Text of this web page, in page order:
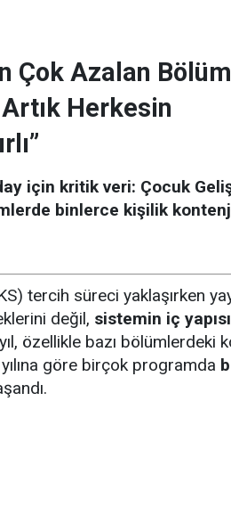
Çok Azalan
Herkesin
için kritik veri: Çocuk
binlerce kişilik
tercih süreci yaklaşırken
değil, sistemin iç
özellikle bazı bölümlerdeki
göre birçok programda